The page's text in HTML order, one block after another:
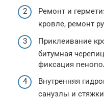
Ремонт и
кровле, ремонт
Приклеивание
битумная
фиксация
Внутренняя
санузлы и